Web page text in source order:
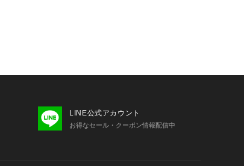
LINE公式アカウント
お得なセール・クーポン情報配信中